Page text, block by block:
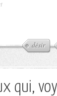
désir
qui,